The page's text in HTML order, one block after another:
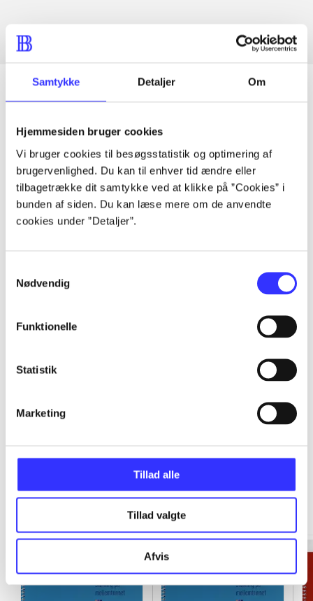
Samtykke Detaljer Om
Hjemmesiden bruger cookies
Vi bruger cookies til besøgsstatistik og optimering af
brugervenlighed. Du kan til enhver tid ændre eller
tilbagetrække dit samtykke ved at klikke på ”Cookies” i
bunden af siden. Du kan læse mere om de anvendte
cookies under ”Detaljer”.
Nødvendig
Funktionelle
Statistik
Marketing
Tillad alle
Tillad valgte
Afvis
Artikler
Alle registrerede artikler fordelt på udgivelser
...
...
...
...
Cooperative learning i dansk